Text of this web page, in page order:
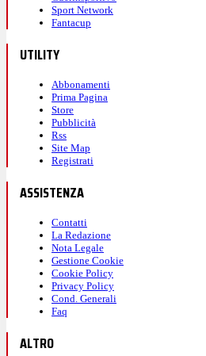
Sport Network
Fantacup
UTILITY
Abbonamenti
Prima Pagina
Store
Pubblicità
Rss
Site Map
Registrati
ASSISTENZA
Contatti
La Redazione
Nota Legale
Gestione Cookie
Cookie Policy
Privacy Policy
Cond. Generali
Faq
ALTRO